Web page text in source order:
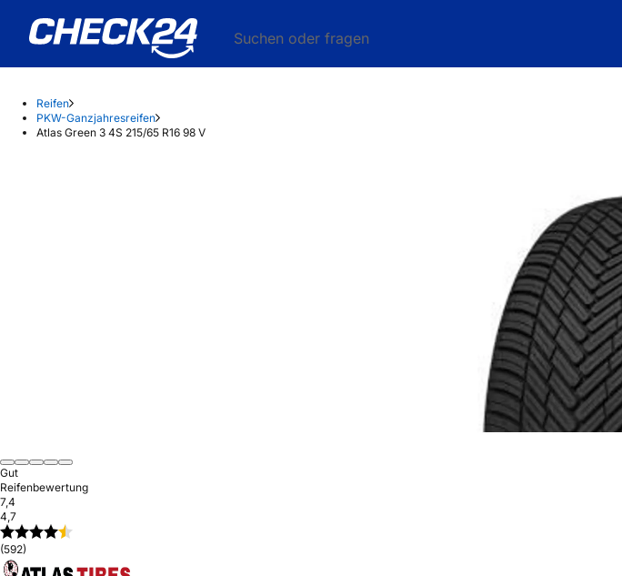
Suchen oder fragen
Reifen
PKW-Ganzjahresreifen
Atlas Green 3 4S 215/65 R16 98 V
Gut
Reifenbewertung
7,4
4,7
(592)